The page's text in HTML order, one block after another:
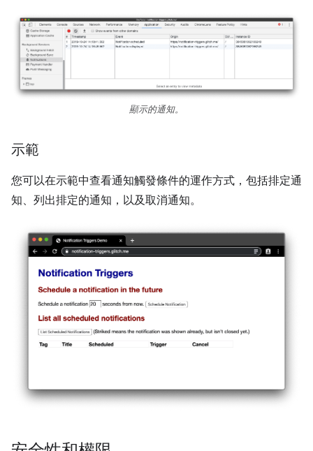
顯示的通知。
示範
您可以在示範中查看通知觸發條件的運作方式，包括排定通
知、列出排定的通知，以及取消通知。